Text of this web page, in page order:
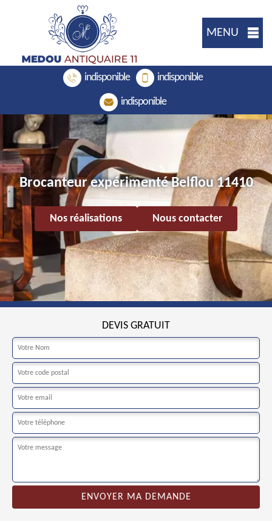
MENU
indisponible indisponible
indisponible
Brocanteur expérimenté Belflou 11410
Nos réalisations Nous contacter
DEVIS GRATUIT